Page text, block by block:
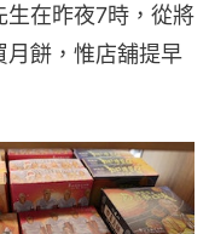
生在昨夜7時，從將
月餅，惟店舖提早